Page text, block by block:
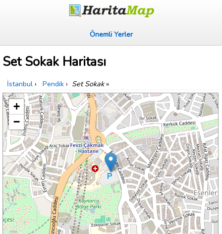
Önemli Yerler
Set Sokak Haritası
İstanbul › Pendik › Set Sokak»
+
−